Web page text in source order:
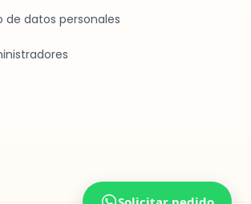
de datos personales